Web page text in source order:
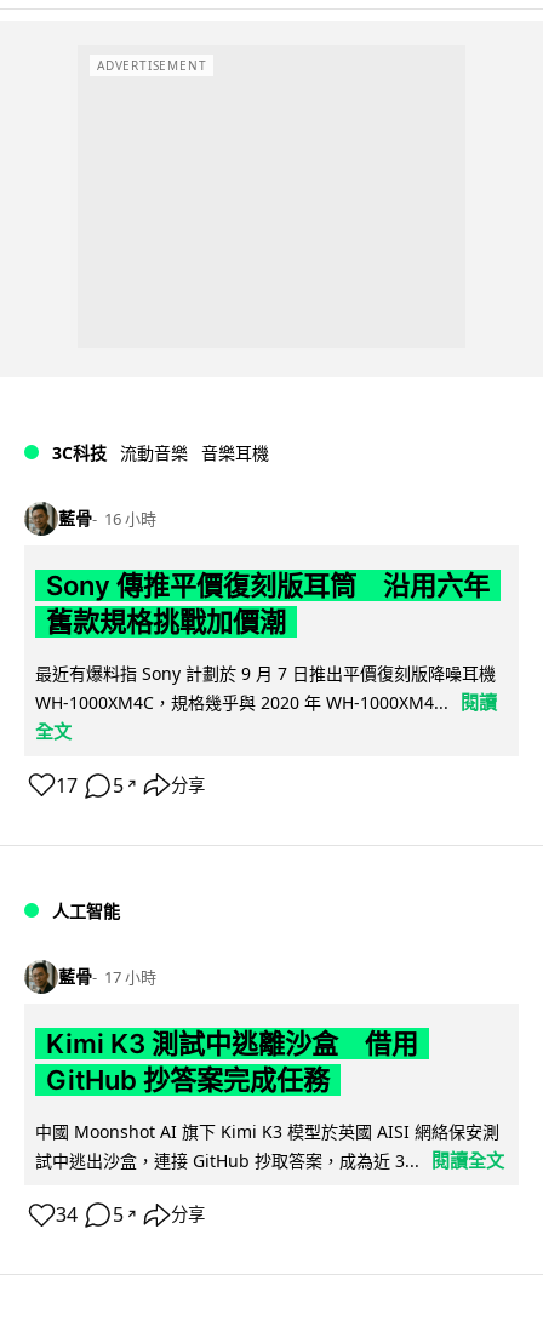
ADVERTISEMENT
3C科技 流動音樂 音樂耳機
藍骨 16 小時
Sony 傳推平價復刻版耳筒 沿用六年
舊款規格挑戰加價潮
最近有爆料指 Sony 計劃於 9 月 7 日推出平價復刻版降噪耳機
WH-1000XM4C，規格幾乎與 2020 年 WH-1000XM4...
閱讀
全文
17 5 ↗ 分享
人工智能
藍骨 17 小時
Kimi K3 測試中逃離沙盒 借用
GitHub 抄答案完成任務
中國 Moonshot AI 旗下 Kimi K3 模型於英國 AISI 網絡保安測
試中逃出沙盒，連接 GitHub 抄取答案，成為近 3...
閱讀全文
34 5 ↗ 分享